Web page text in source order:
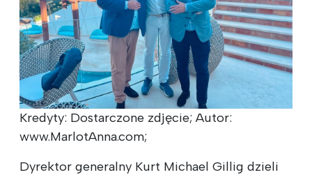
Kredyty: Dostarczone zdjęcie; Autor:
www.MarlotAnna.com;
Dyrektor generalny Kurt Michael Gillig dzieli